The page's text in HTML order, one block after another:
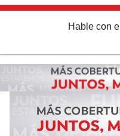
Hable con el